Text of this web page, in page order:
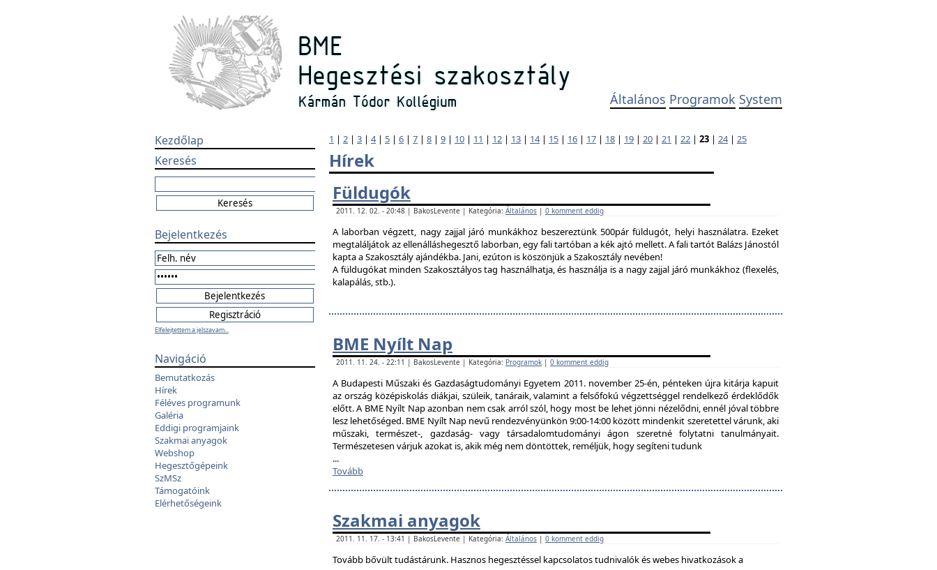
Általános Programok System
Kezdőlap
Keresés
Bejelentkezés
Elfelejtettem a jelszavam...
Navigáció
Bemutatkozás
Hírek
Féléves programunk
Galéria
Eddigi programjaink
Szakmai anyagok
Webshop
Hegesztőgépeink
SzMSz
Támogatóink
Elérhetőségeink
1 | 2 | 3 | 4| 5 | 6 | 7 | 8 | 9 | 10 | 11 | 12 | 13 | 14| 15 | 16 | 17 | 18 | 19 | 20 | 21 | 22 | 23 | 24| 25
Hírek
Füldugók
2011. 12. 02. - 20:48 | BakosLevente | Kategória: Általános | 0 komment eddig
A laborban végzett, nagy zajjal járó munkákhoz beszereztünk 500pár füldugót, helyi használatra. Ezeket
megtaláljátok az ellenálláshegesztő laborban, egy fali tartóban a kék ajtó mellett. A fali tartót Balázs Jánostól
kapta a Szakosztály ajándékba. Jani, ezúton is köszönjük a Szakosztály nevében!
A füldugókat minden Szakosztályos tag használhatja, és használja is a nagy zajjal járó munkákhoz (flexelés,
kalapálás, stb.).
BME Nyílt Nap
2011. 11. 24. - 22:11 | BakosLevente | Kategória: Programok | 0 komment eddig
A Budapesti Műszaki és Gazdaságtudományi Egyetem 2011. november 25-én, pénteken újra kitárja kapuit
az ország középiskolás diákjai, szüleik, tanáraik, valamint a felsőfokú végzettséggel rendelkező érdeklődők
előtt. A BME Nyílt Nap azonban nem csak arról szól, hogy most be lehet jönni nézelődni, ennél jóval többre
lesz lehetőséged. BME Nyílt Nap nevű rendezvényünkön 9:00-14:00 között mindenkit szeretettel várunk, aki
műszaki, természet-, gazdaság- vagy társadalomtudományi ágon szeretné folytatni tanulmányait.
Természetesen várjuk azokat is, akik még nem döntöttek, reméljük, hogy segíteni tudunk
...
Tovább
Szakmai anyagok
2011. 11. 17. - 13:41 | BakosLevente | Kategória: Általános | 0 komment eddig
Tovább bővült tudástárunk. Hasznos hegesztéssel kapcsolatos tudnivalók és webes hivatkozások a